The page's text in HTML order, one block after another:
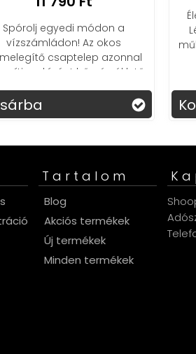
Légmentes lezárás, csendes
működés és dupla hegesztés az
ideális frissességért.
Kosárba
Tartalom
Blog
Akciós termékek
Új termékek
Minden termékek